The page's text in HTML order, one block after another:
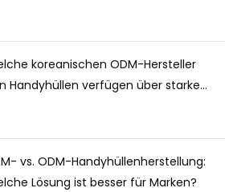
koreanischen ODM-Hersteller
Handyhüllen verfügen über starke
vs. ODM-Handyhüllenherstellung:
Lösung ist besser für Marken?